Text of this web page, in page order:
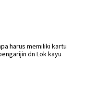
harus memiliki kartu
dn Lok kayu